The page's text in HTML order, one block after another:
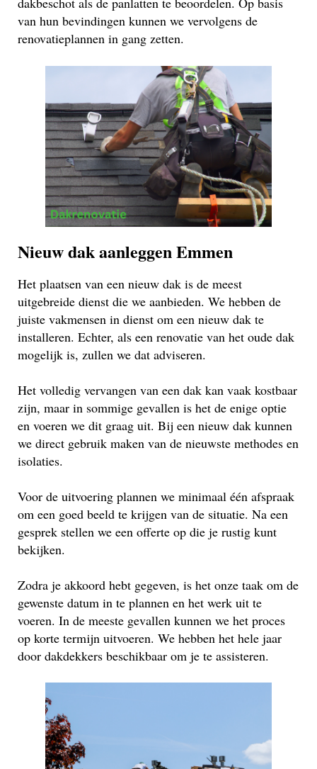
van hun bevindingen kunnen we vervolgens de
renovatieplannen in gang zetten.
Nieuw dak aanleggen Emmen
Het plaatsen van een nieuw dak is de meest
uitgebreide dienst die we aanbieden. We hebben de
juiste vakmensen in dienst om een nieuw dak te
installeren. Echter, als een renovatie van het oude dak
mogelijk is, zullen we dat adviseren.
Het volledig vervangen van een dak kan vaak kostbaar
zijn, maar in sommige gevallen is het de enige optie
en voeren we dit graag uit. Bij een nieuw dak kunnen
we direct gebruik maken van de nieuwste methodes en
isolaties.
Voor de uitvoering plannen we minimaal één afspraak
om een goed beeld te krijgen van de situatie. Na een
gesprek stellen we een offerte op die je rustig kunt
bekijken.
Zodra je akkoord hebt gegeven, is het onze taak om de
gewenste datum in te plannen en het werk uit te
voeren. In de meeste gevallen kunnen we het proces
op korte termijn uitvoeren. We hebben het hele jaar
door dakdekkers beschikbaar om je te assisteren.